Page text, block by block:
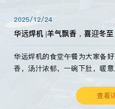
2025/12/24
华远焊机 |羊气飘香，喜迎冬至
华远焊机的食堂午餐为大家备
香，汤汁浓郁，一碗下肚，暖
查看